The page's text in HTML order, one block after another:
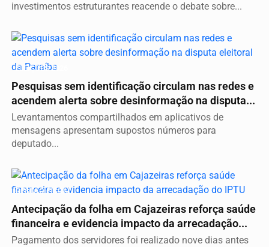
investimentos estruturantes reacende o debate sobre...
ELEIÇÕES 2026
Pesquisas sem identificação circulam nas redes e
acendem alerta sobre desinformação na disputa...
Levantamentos compartilhados em aplicativos de
mensagens apresentam supostos números para
deputado...
GESTÃO FISCAL
Antecipação da folha em Cajazeiras reforça saúde
financeira e evidencia impacto da arrecadação...
Pagamento dos servidores foi realizado nove dias antes